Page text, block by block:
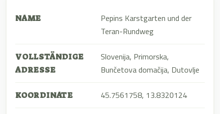
NAME
Pepins Karstgarten und der
Teran-Rundweg
VOLLSTÄNDIGE
ADRESSE
Slovenija, Primorska,
Bunčetova domačija, Dutovlje
KOORDINATE 45.7561758, 13.8320124